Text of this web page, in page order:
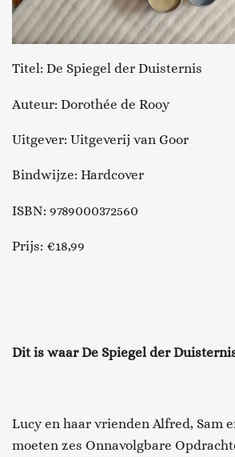
Titel: De Spiegel der Duisternis
Auteur: Dorothée de Rooy
Uitgever: Uitgeverij van Goor
Bindwijze: Hardcover
ISBN: 9789000372560
Prijs: €18,99
Dit is waar De Spiegel der
Lucy en haar vrienden Alfred, Sam
moeten zes Onnavolgbare